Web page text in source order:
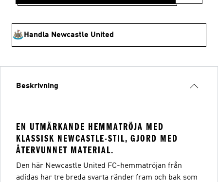
Handla Newcastle United
Beskrivning
EN UTMÄRKANDE HEMMATRÖJA MED
KLASSISK NEWCASTLE-STIL, GJORD MED
ÅTERVUNNET MATERIAL.
Den här Newcastle United FC-hemmatröjan från
adidas har tre breda svarta ränder fram och bak som